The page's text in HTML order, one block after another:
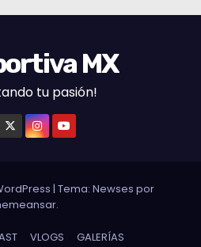
MX
tu pasión!
| Tema: Newses por
.
VLOGS GALERÍAS